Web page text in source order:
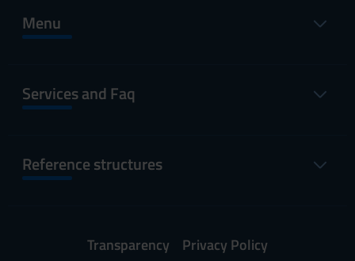
Menu
Services and Faq
Reference structures
Transparency Privacy Policy